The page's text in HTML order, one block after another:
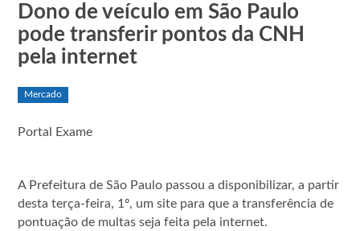
Dono de veículo em São Paulo
pode transferir pontos da CNH
pela internet
Mercado
Portal Exame
A Prefeitura de São Paulo passou a disponibilizar, a partir
desta terça-feira, 1º, um site para que a transferência de
pontuação de multas seja feita pela internet.